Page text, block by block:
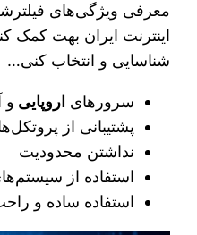
معرفی ویژگی‌های
اینترنت ایران بهت کمک
شناسایی و انتخاب کنی…
سرورهای اروپایی و
پشتیبانی از
نداشتن محدودیت
استفاده از
استفاده ساده و